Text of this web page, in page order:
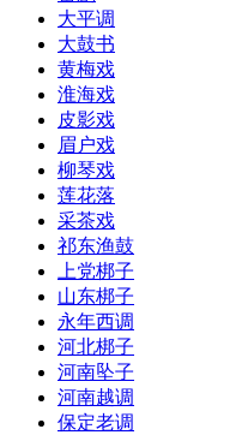
大平调
大鼓书
黄梅戏
淮海戏
皮影戏
眉户戏
柳琴戏
莲花落
采茶戏
祁东渔鼓
上党梆子
山东梆子
永年西调
河北梆子
河南坠子
河南越调
保定老调